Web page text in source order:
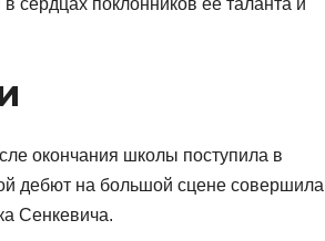
сердцах поклонников ее таланта и
окончания школы поступила в
дебют на большой сцене совершила
Сенкевича.